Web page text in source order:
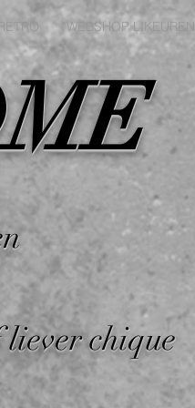
WEBSHOP LIKEUREN
liever chique